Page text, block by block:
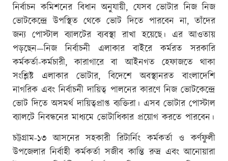
নির্বাচন কমিশনের বিধান অনুযায়ী, যেসব ভোটার নিজ নিজ
ভোটকেন্দ্রে উপস্থিত থেকে ভোট দিতে পারবেন না, তাঁদের
জন্য পোস্টাল ব্যালটের ব্যবস্থা রাখা হয়েছে। এর আওতায়
পড়ছেন—নিজ নির্বাচনী এলাকার বাইরে কর্মরত সরকারি
কর্মকর্তা-কর্মচারী, কারাগারে বা আইনগত হেফাজতে থাকা
সংশ্লিষ্ট এলাকার ভোটার, বিদেশে অবস্থানরত বাংলাদেশি
নাগরিক এবং নির্বাচনী দায়িত্ব পালনের কারণে নিজ ভোটকেন্দ্রে
ভোট দিতে অসমর্থ দায়িত্বপ্রাপ্ত ব্যক্তিরা। এসব ভোটার পোস্টাল
ব্যালটে নিবন্ধনের মাধ্যমে ভোটাধিকার প্রয়োগ করতে পারবেন।
চট্টগ্রাম-১৩ আসনের সহকারী রিটার্নিং কর্মকর্তা ও কর্ণফুলী
উপজেলার নির্বাহী কর্মকর্তা সজীব কান্তি রুদ্র এবং আনোয়ারা